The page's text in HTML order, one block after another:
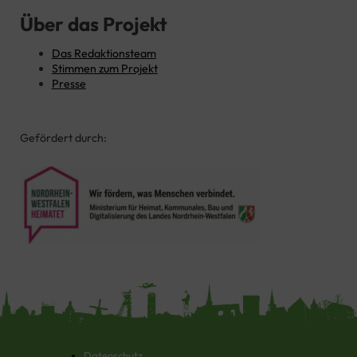
Über das Projekt
Das Redaktionsteam
Stimmen zum Projekt
Presse
Gefördert durch: